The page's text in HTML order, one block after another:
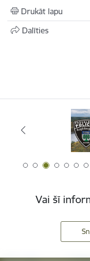
Drukāt lapu
Dalīties
Vai šī